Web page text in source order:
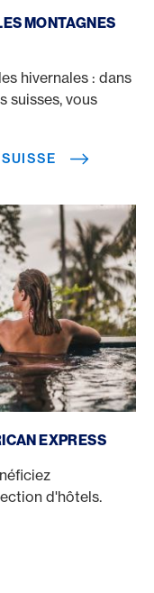
MONTAGNES
hivernales : dans
suisses, vous
EXPRESS
d'hôtels.